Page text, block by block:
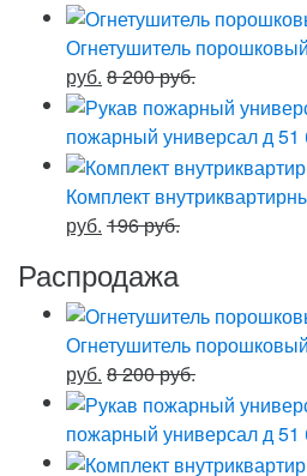
Огнетушитель
руб. 8 200 руб.
пожарный универсал д 51
Комплект
руб. 196 руб.
Распродажа
Огнетушитель
руб. 8 200 руб.
пожарный универсал д 51